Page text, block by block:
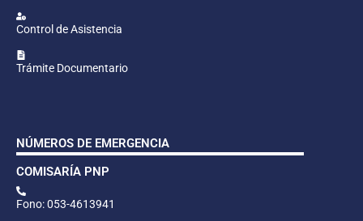
Control de Asistencia
Trámite Documentario
NÚMEROS DE EMERGENCIA
COMISARÍA PNP
Fono: 053-4613941